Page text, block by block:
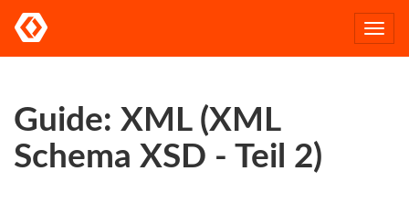
Guide: XML (XML
Schema XSD - Teil 2)